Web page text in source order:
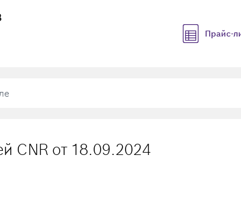
Прайс-
CNR от 18.09.2024